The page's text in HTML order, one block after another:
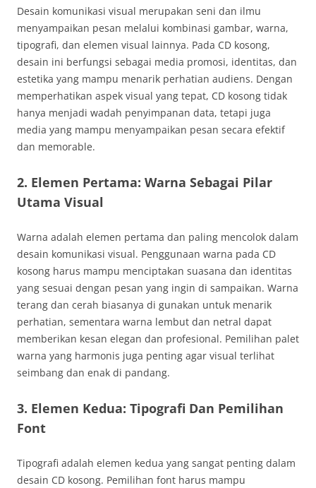
Desain komunikasi visual merupakan seni dan ilmu
menyampaikan pesan melalui kombinasi gambar, warna,
tipografi, dan elemen visual lainnya. Pada CD kosong,
desain ini berfungsi sebagai media promosi, identitas, dan
estetika yang mampu menarik perhatian audiens. Dengan
memperhatikan aspek visual yang tepat, CD kosong tidak
hanya menjadi wadah penyimpanan data, tetapi juga
media yang mampu menyampaikan pesan secara efektif
dan memorable.
2. Elemen Pertama: Warna Sebagai Pilar
Utama Visual
Warna adalah elemen pertama dan paling mencolok dalam
desain komunikasi visual. Penggunaan warna pada CD
kosong harus mampu menciptakan suasana dan identitas
yang sesuai dengan pesan yang ingin di sampaikan. Warna
terang dan cerah biasanya di gunakan untuk menarik
perhatian, sementara warna lembut dan netral dapat
memberikan kesan elegan dan profesional. Pemilihan palet
warna yang harmonis juga penting agar visual terlihat
seimbang dan enak di pandang.
3. Elemen Kedua: Tipografi Dan Pemilihan
Font
Tipografi adalah elemen kedua yang sangat penting dalam
desain CD kosong. Pemilihan font harus mampu